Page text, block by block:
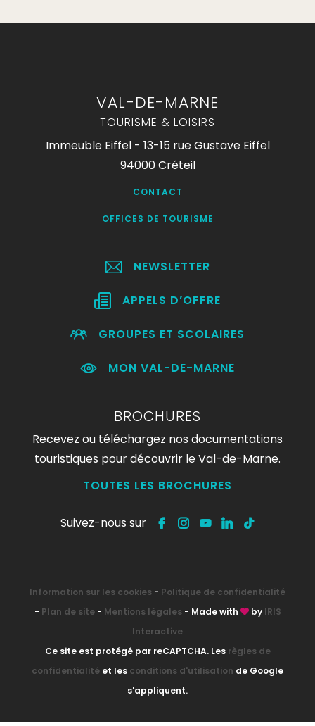
VAL-DE-MARNE
TOURISME & LOISIRS
Immeuble Eiffel - 13-15 rue Gustave Eiffel
94000 Créteil
CONTACT
OFFICES DE TOURISME
NEWSLETTER
APPELS D’OFFRE
GROUPES ET SCOLAIRES
MON VAL-DE-MARNE
BROCHURES
Recevez ou téléchargez nos documentations
touristiques pour découvrir le Val-de-Marne.
TOUTES LES BROCHURES
Suivez-nous sur
Information sur les cookies - Politique de confidentialité
- Plan de site- Mentions légales- Made with by IRIS
Interactive
Ce site est protégé par reCAPTCHA. Les règles de
confidentialité et les conditions d'utilisation de Google
s'appliquent.